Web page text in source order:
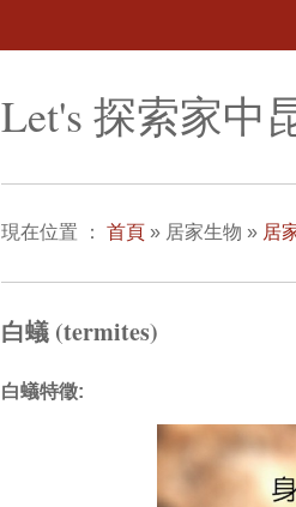
Let's 探索家中
現在位置 ： 首頁 » 居家生物 » 居
白蟻 (termites)
白蟻特徵: